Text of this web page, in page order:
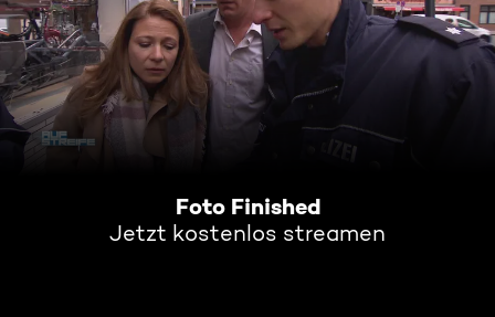
Foto Finished
Jetzt kostenlos streamen